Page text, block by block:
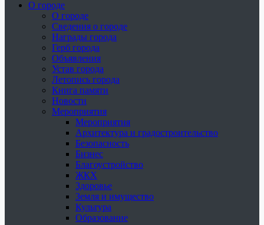
О городе
О городе
Сведения о городе
Награды города
Герб города
Объявления
Устав города
Летопись города
Книга памяти
Новости
Мероприятия
Мероприятия
Архитектура и градостроительство
Безопасность
Бизнес
Благоустройство
ЖКХ
Здоровье
Земля и имущество
Культура
Образование